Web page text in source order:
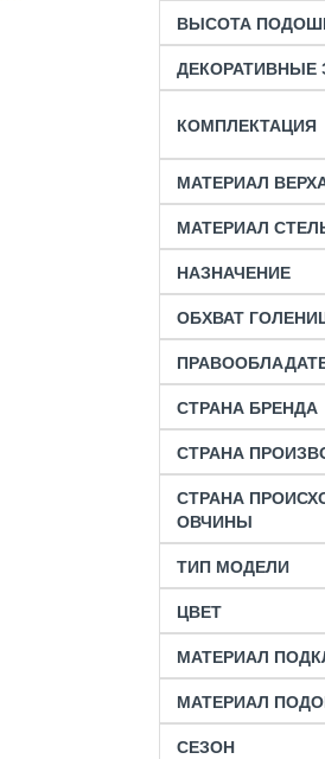
ВЫСОТА
ДЕКОРАТИВНЫЕ
КОМПЛЕКТАЦИЯ
МАТЕРИАЛ
МАТЕРИАЛ
НАЗНАЧЕНИЕ
ОБХВАТ
СТРАНА БРЕНДА
СТРАНА
СТРАНА
ОВЧИНЫ
ТИП МОДЕЛИ
ЦВЕТ
МАТЕРИАЛ
МАТЕРИАЛ
СЕЗОН